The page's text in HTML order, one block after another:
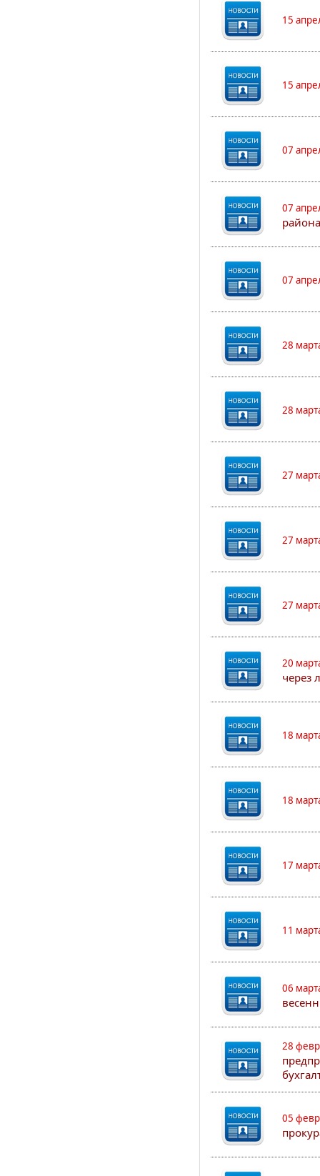
15
15
07
07
07
28
28
27
27
27
20
через
18
18
17
11
06
28
05